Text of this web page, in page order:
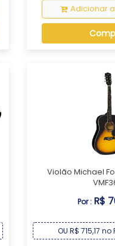
Adicionar
Violão Michael
Por : R$
OU R$ 715,17